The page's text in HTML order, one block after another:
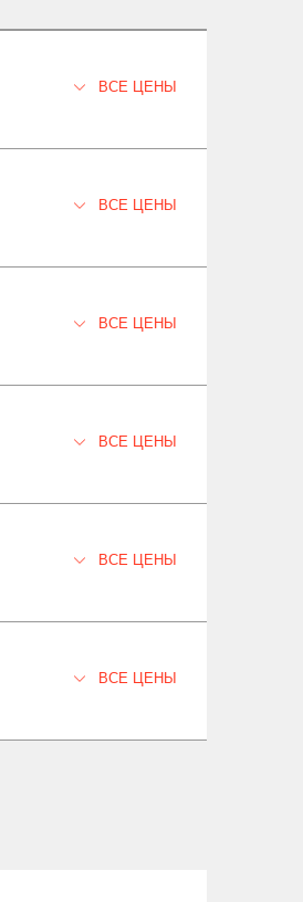
ВСЕ ЦЕНЫ
ВСЕ ЦЕНЫ
ВСЕ ЦЕНЫ
ВСЕ ЦЕНЫ
ВСЕ ЦЕНЫ
ВСЕ ЦЕНЫ